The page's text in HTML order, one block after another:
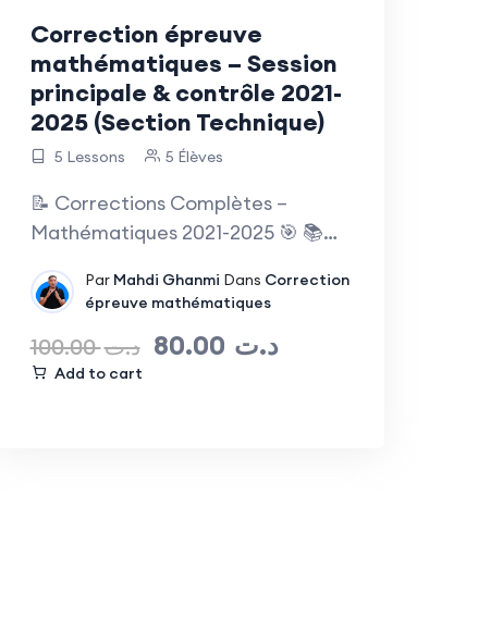
Correction épreuve
mathématiques – Session
principale & contrôle 2021-
2025 (Section Technique)
5 Lessons 5 Élèves
📝 Corrections Complètes –
Mathématiques 2021-2025 🎯 📚
Par Mahdi Ghanmi Dans Correction
épreuve mathématiques
100.00د.ت 80.00 د.ت
Add to cart